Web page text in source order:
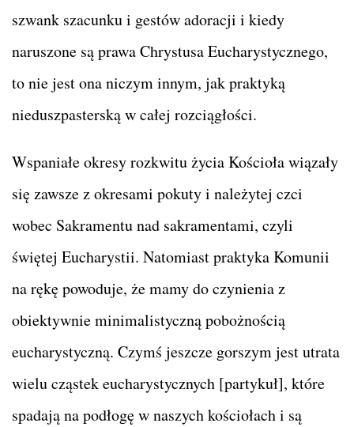
szwank szacunku i gestów adoracji i kiedy
naruszone są prawa Chrystusa Eucharystycznego,
to nie jest ona niczym innym, jak praktyką
nieduszpasterską w całej rozciągłości.
Wspaniałe okresy rozkwitu życia Kościoła wiązały
się zawsze z okresami pokuty i należytej czci
wobec Sakramentu nad sakramentami, czyli
świętej Eucharystii. Natomiast praktyka Komunii
na rękę powoduje, że mamy do czynienia z
obiektywnie minimalistyczną pobożnością
eucharystyczną. Czymś jeszcze gorszym jest utrata
wielu cząstek eucharystycznych [partykuł], które
spadają na podłogę w naszych kościołach i są